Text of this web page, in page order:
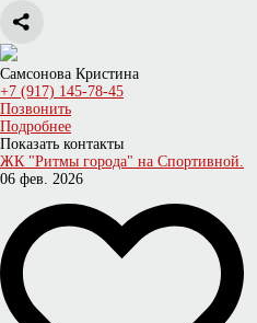
Самсонова Кристина
+7 (917) 145-78-45
Позвонить
Подробнее
Показать контакты
ЖК "Ритмы города" на Спортивной.
06 фев. 2026